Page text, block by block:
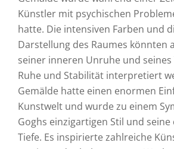
Künstler mit psychischen
hatte. Die intensiven Farben und
Darstellung des Raumes könnten
seiner inneren Unruhe und seines
Ruhe und Stabilität interpretiert
Gemälde hatte einen enormen
Kunstwelt und wurde zu einem
Goghs einzigartigen Stil und
Tiefe. Es inspirierte zahlreiche